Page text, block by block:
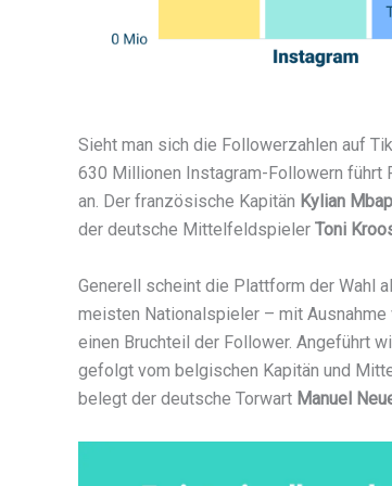
Sieht man sich die Followerzahlen auf
630 Millionen Instagram-Followern führt
an. Der französische Kapitän Kylian
der deutsche Mittelfeldspieler Toni
Generell scheint die Plattform der Wahl
meisten Nationalspieler – mit
einen Bruchteil der Follower. Angeführt
gefolgt vom belgischen Kapitän und
belegt der deutsche Torwart Manuel